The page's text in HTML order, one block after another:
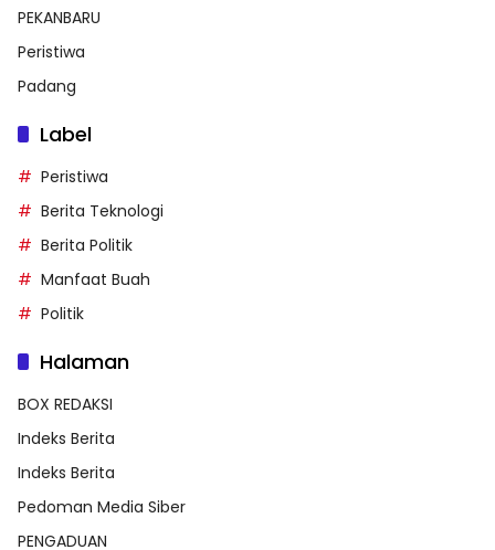
PEKANBARU
Peristiwa
Padang
Label
Peristiwa
Berita Teknologi
Berita Politik
Manfaat Buah
Politik
Halaman
BOX REDAKSI
Indeks Berita
Indeks Berita
Pedoman Media Siber
PENGADUAN